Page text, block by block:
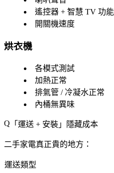
遙控器 + 智慧 TV 功能
開關機速度
烘衣機
各模式測試
加熱正常
排氣管 / 冷凝水正常
內桶無異味
「運送 + 安裝」隱藏成本
二手家電真正貴的地方：
運送類型